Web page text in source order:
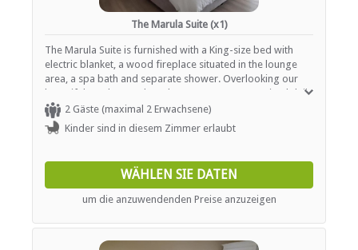
The Marula Suite (x1)
The Marula Suite is furnished with a King-size bed with
electric blanket, a wood fireplace situated in the lounge
area, a spa bath and separate shower. Overlooking our
beautiful gardens and pool area. Rooms are serviced daily
and offer tea / coffee station as well as heaters or
fireplaces.
2 Gäste (maximal 2 Erwachsene)
Kinder sind in diesem Zimmer erlaubt
WÄHLEN SIE DATEN
um die anzuwendenden Preise anzuzeigen